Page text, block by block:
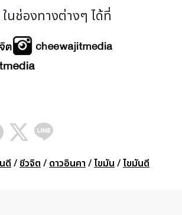
นช่องทางต่างๆ ได้ที่
ดี /ชีวจิต / ดาวอินคา /ไขมัน /ไขมันดี